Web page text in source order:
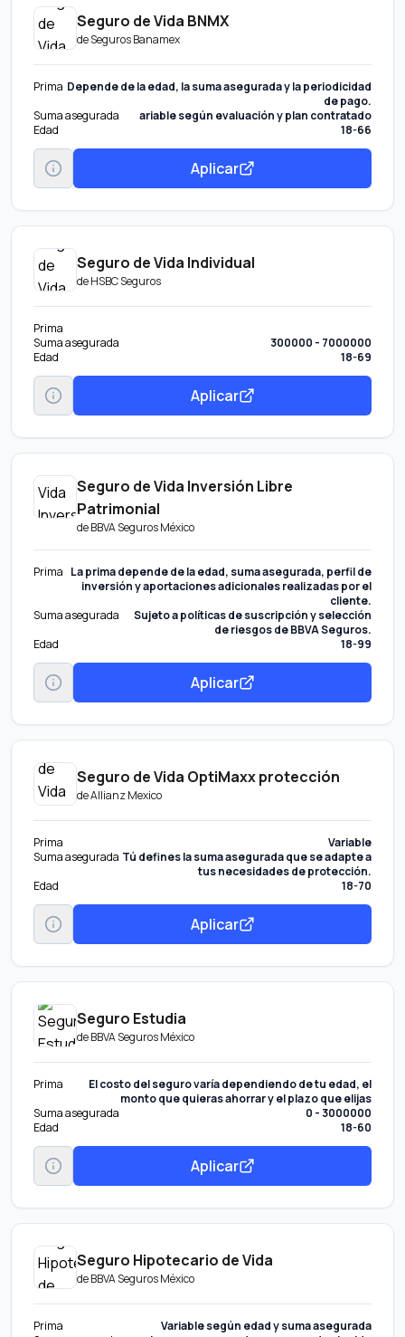
Seguro de Vida BNMX
deSeguros Banamex
Prima Depende de la edad, la suma asegurada y la periodicidad
de pago.
Suma asegurada
ariable según evaluación y plan contratado
Edad
18-66
Aplicar
Seguro de Vida Individual
deHSBC Seguros
Prima
Suma asegurada
300000 - 7000000
Edad
18-69
Aplicar
Seguro de Vida Inversión Libre
Patrimonial
deBBVA Seguros México
Prima La prima depende de la edad, suma asegurada, perfil de
inversión y aportaciones adicionales realizadas por el
cliente.
Suma asegurada
Sujeto a políticas de suscripción y selección
de riesgos de BBVA Seguros.
Edad
18-99
Aplicar
Seguro de Vida OptiMaxx protección
deAllianz Mexico
Prima
Variable
Suma asegurada Tú defines la suma asegurada que se adapte a
tus necesidades de protección.
Edad
18-70
Aplicar
Seguro Estudia
deBBVA Seguros México
Prima
El costo del seguro varía dependiendo de tu edad, el
monto que quieras ahorrar y el plazo que elijas
Suma asegurada
0 - 3000000
Edad
18-60
Aplicar
Seguro Hipotecario de Vida
deBBVA Seguros México
Prima
Variable según edad y suma asegurada